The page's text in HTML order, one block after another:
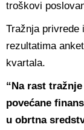
troškovi
Tražnja privrede
rezultatima
kvartala.
“Na rast
povećane
u obrtna